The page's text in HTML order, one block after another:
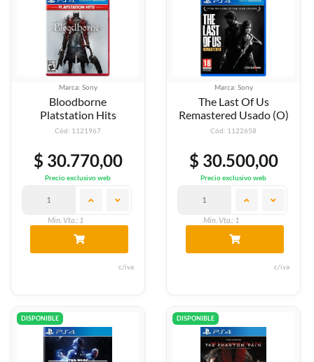
Marca: Sony
Bloodborne
Platstation Hits
Cód: 1121967
$ 30.770,00
Precio exclusivo web
Min. Vta.: 1
c/iva
Marca: Sony
The Last Of Us
Remastered Usado (O)
Cód: 1122658
$ 30.500,00
Precio exclusivo web
Min. Vta.: 1
c/iva
DISPONIBLE DISPONIBLE